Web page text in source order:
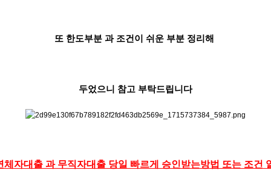
또 한도부분 과 조건이 쉬운 부분 정리해
두었으니 참고 부탁드립니다
체자대출 과 무직자대출 당일 빠르게 승인받는방법 또는 조건